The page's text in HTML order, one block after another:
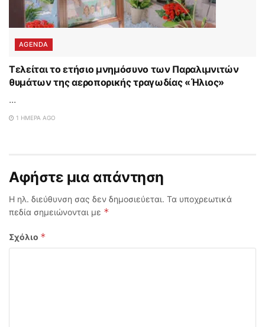
AGENDA
Τελείται το ετήσιο μνημόσυνο των Παραλιμνιτών
θυμάτων της αεροπορικής τραγωδίας «Ήλιος»
...
1 ΗΜΈΡΑ AGO
Αφήστε μια απάντηση
Η ηλ. διεύθυνση σας δεν δημοσιεύεται. Τα υποχρεωτικά
πεδία σημειώνονται με *
Σχόλιο *